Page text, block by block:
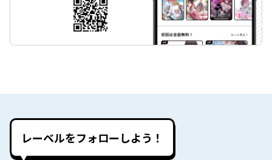
レーベルをフォローしよう！